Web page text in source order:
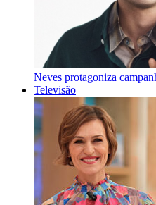
Neves protagoniza
Televisão